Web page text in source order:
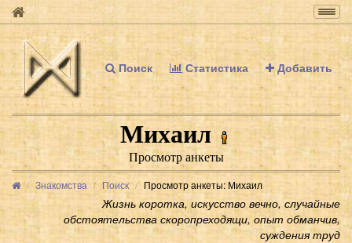
Поиск Статистика Добавить
Михаил
Просмотр анкеты
Знакомства Поиск Просмотр анкеты: Михаил
Жизнь коротка, искусство вечно, случайные
обстоятельства скоропреходящи, опыт обманчив,
суждения труд